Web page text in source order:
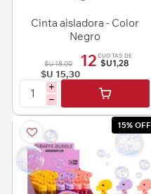
Cinta aisladora - Color
Negro
$U 18,00
$U 15,30
12 CUOTAS DE
$U1,28
i
h
15% OFF